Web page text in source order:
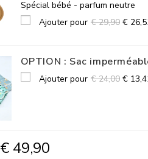
Spécial bébé - parfum neutre
Ajouter pour €29,90 €
OPTION : Sac
Ajouter pour €24,00 €
€49,90